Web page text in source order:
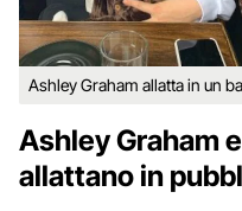
Ashley Graham allatta in un
Ashley Graham
allattano in